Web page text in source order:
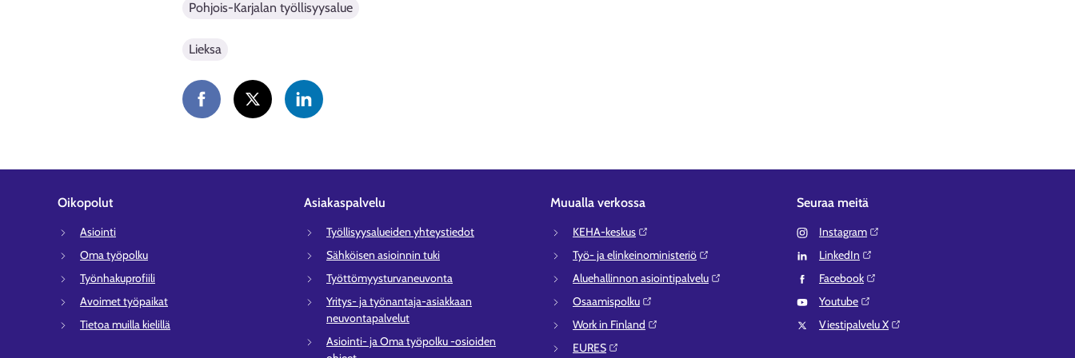
Pohjois-Karjalan työllisyysalue
Lieksa
Oikopolut
Asiointi
Oma työpolku
Työnhakuprofiili
Avoimet työpaikat
Tietoa muilla kielillä
Asiakaspalvelu
Työllisyysalueiden yhteystiedot
Sähköisen asioinnin tuki
Työttömyysturvaneuvonta
Yritys- ja työnantaja-asiakkaan
neuvontapalvelut
Asiointi- ja Oma työpolku -osioiden
Muualla verkossa
KEHA-keskus⁠
Työ- ja elinkeinoministeriö⁠
Aluehallinnon asiointipalvelu⁠
Osaamispolku⁠
Work in Finland⁠
EURES⁠
Seuraa meitä
Instagram⁠
LinkedIn⁠
Facebook⁠
Youtube⁠
Viestipalvelu X⁠